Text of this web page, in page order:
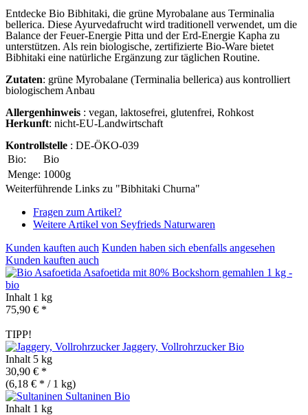
Entdecke Bio Bibhitaki, die grüne Myrobalane aus Terminalia
bellerica. Diese Ayurvedafrucht wird traditionell verwendet, um die
Balance der Feuer-Energie Pitta und der Erd-Energie Kapha zu
unterstützen. Als rein biologische, zertifizierte Bio-Ware bietet
Bibhitaki eine natürliche Ergänzung zur täglichen Routine.
Zutaten: grüne Myrobalane (Terminalia bellerica) aus kontrolliert
biologischem Anbau
Allergenhinweis : vegan, laktosefrei, glutenfrei, Rohkost
Herkunft: nicht-EU-Landwirtschaft
Kontrollstelle : DE-ÖKO-039
Bio:
Bio
Menge: 1000g
Weiterführende Links zu "Bibhitaki Churna"
Fragen zum Artikel?
Weitere Artikel von Seyfrieds Naturwaren
Kunden kauften auch Kunden haben sich ebenfalls angesehen
Kunden kauften auch
Asafoetida mit 80% Bockshorn gemahlen 1 kg -
bio
Inhalt 1 kg
75,90 € *
TIPP!
Jaggery, VollrohrzuckerBio
Inhalt 5 kg
30,90 € *
(6,18 € * / 1 kg)
Sultaninen Bio
Inhalt 1 kg